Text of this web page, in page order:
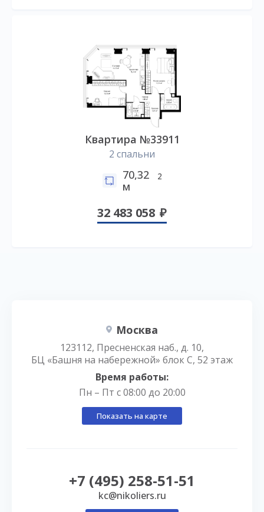
Квартира №33911
2 спальни
70,32
м
2
32 483 058
Москва
123112, Пресненская наб., д. 10,
БЦ «Башня на набережной» блок С, 52 этаж
Время работы:
Пн – Пт с 08:00 до 20:00
Показать на карте
+7 (495) 258-51-51
kc@nikoliers.ru